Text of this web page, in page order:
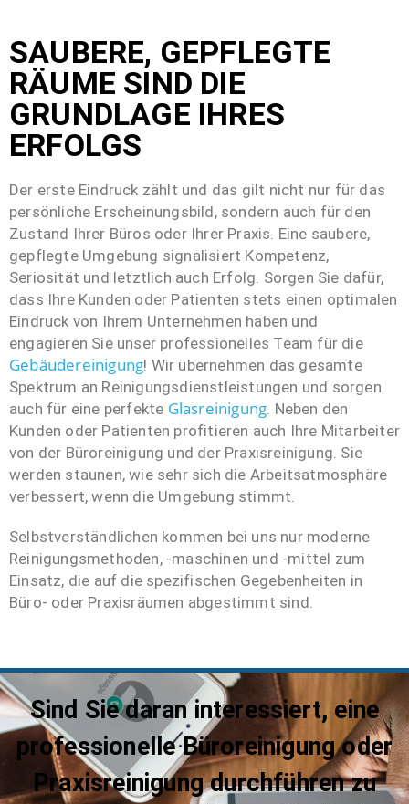
SAUBERE, GEPFLEGTE
RÄUME SIND DIE
GRUNDLAGE IHRES
ERFOLGS
Der erste Eindruck zählt und das gilt nicht nur für das
persönliche Erscheinungsbild, sondern auch für den
Zustand Ihrer Büros oder Ihrer Praxis. Eine saubere,
gepflegte Umgebung signalisiert Kompetenz,
Seriosität und letztlich auch Erfolg. Sorgen Sie dafür,
dass Ihre Kunden oder Patienten stets einen optimalen
Eindruck von Ihrem Unternehmen haben und
engagieren Sie unser professionelles Team für die
Gebäudereinigung! Wir übernehmen das gesamte
Spektrum an Reinigungsdienstleistungen und sorgen
auch für eine perfekte Glasreinigung. Neben den
Kunden oder Patienten profitieren auch Ihre Mitarbeiter
von der Büroreinigung und der Praxisreinigung. Sie
werden staunen, wie sehr sich die Arbeitsatmosphäre
verbessert, wenn die Umgebung stimmt.
Selbstverständlichen kommen bei uns nur moderne
Reinigungsmethoden, -maschinen und -mittel zum
Einsatz, die auf die spezifischen Gegebenheiten in
Büro- oder Praxisräumen abgestimmt sind.
Sind Sie daran interessiert, eine
professionelle Büroreinigung oder
Praxisreinigung durchführen zu